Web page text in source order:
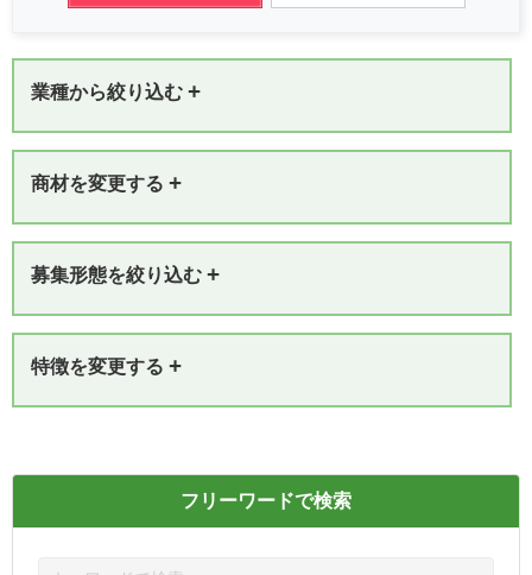
業種から絞り込む +
商材を変更する +
募集形態を絞り込む +
特徴を変更する +
フリーワードで検索